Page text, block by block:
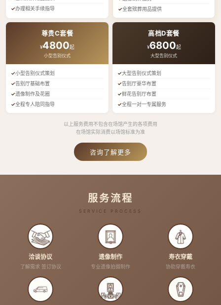
办理相关手续指导
全套殡葬用品提供
尊贵C套餐
¥4800起
小型告别仪式
小型告别仪式策划
告别厅基础布置
遗像制作及花圈
全程专人陪同指导
高档D套餐
¥6800起
大型告别仪式
大型告别仪式策划
告别厅豪华布置
鲜花告别厅布置
全程一对一专属服务
以上服务费用不包含在场馆产生的各项费用
在场馆实际消费以场馆标准为准
咨询了解更多
服务流程
SERVICE PROCESS
洽谈协议
了解需求 签订协议
遗像制作
专业遗像拍摄制作
寿衣穿戴
协助穿戴寿衣